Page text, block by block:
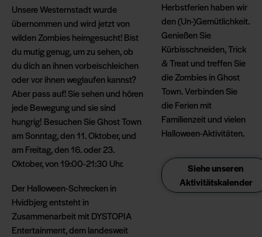
Unsere Westernstadt wurde
übernommen und wird jetzt von
wilden Zombies heimgesucht! Bist
du mutig genug, um zu sehen, ob
du dich an ihnen vorbeischleichen
oder vor ihnen weglaufen kannst?
Aber pass auf! Sie sehen und hören
jede Bewegung und sie sind
hungrig! Besuchen Sie Ghost Town
am Sonntag, den 11. Oktober, und
am Freitag, den 16. oder 23.
Oktober, von 19:00-21:30 Uhr.
Der Halloween-Schrecken in
Hvidbjerg entsteht in
Zusammenarbeit mit DYSTOPIA
Entertainment, dem landesweit
Herbstferien haben wir
den (Un-)Gemütlichkeit.
Genießen Sie
Kürbisschneiden, Trick
& Treat und treffen Sie
die Zombies in Ghost
Town. Verbinden Sie
die Ferien mit
Familienzeit und vielen
Halloween-Aktivitäten.
Siehe unseren
Aktivitätskalender